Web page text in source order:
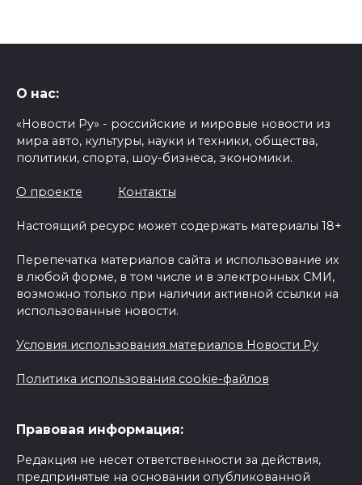
О нас:
«Новости Ру» - российские и мировые новости из
мира авто, культуры, науки и техники, общества,
политики, спорта, шоу-бизнеса, экономики.
О проекте Контакты
Настоящий ресурс может содержать материалы 18+
Перепечатка материалов сайта и использование их
в любой форме, в том числе и в электронных СМИ,
возможно только при наличии активной ссылки на
использованные новости.
Условия использования материалов Новости Ру
Политика использования cookie-файлов
Правовая информация:
Редакция не несет ответственности за действия,
предпринятые на основании опубликованной